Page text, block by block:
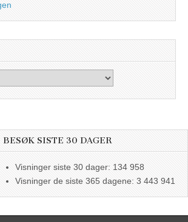
BESØK SISTE 30 DAGER
Visninger siste 30 dager: 134 958
Visninger de siste 365 dagene: 3 443 941